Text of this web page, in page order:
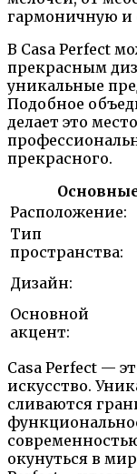
гармоничную и
В Casa Perfect
прекрасным
уникальные
Подобное
делает это
прекрасного.
Расположение:
Тип
пространства:
Дизайн:
Основной
акцент:
Casa Perfect —
искусство.
сливаются
окунуться в